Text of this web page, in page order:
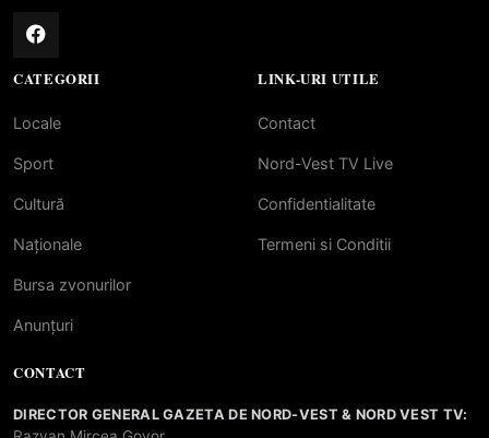
CATEGORII
Locale
Sport
Cultură
Naționale
Bursa zvonurilor
Anunțuri
LINK-URI UTILE
Contact
Nord-Vest TV Live
Confidentialitate
Termeni si Conditii
CONTACT
DIRECTOR GENERAL GAZETA DE NORD-VEST & NORD VEST TV: